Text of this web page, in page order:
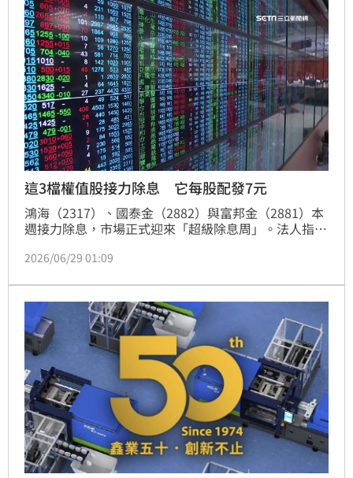
這3檔權值股接力除息 它每股配發7元
鴻海（2317）、國泰金（2882）與富邦金（2881）本
週接力除息，市場正式迎來「超級除息周」。法人指
點數及後續填息表現。其中，鴻海身為AI伺服器指標
利完成填息，將成為觀察第三季資金動向的重要指標。
2026/06/29 01:09